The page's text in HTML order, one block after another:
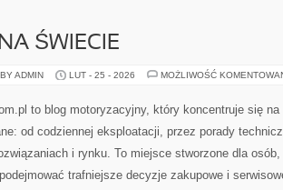
ŚWIECIE
ADMIN LUT - 25 - 2026 MOŻLIWOŚĆ
to blog motoryzacyjny, który koncentruje się
od codziennej eksploatacji, przez porady
i rynku. To miejsce stworzone dla
trafniejsze decyzje zakupowe i